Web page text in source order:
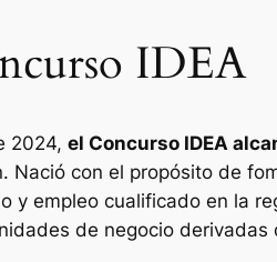
IDEA
2024, el Concurso IDEA
Nació con el propósito de
y empleo cualificado en la
de negocio